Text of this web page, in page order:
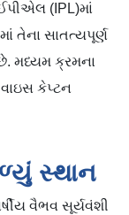
(IPL)માં
તેના સાતત્યપૂર્ણ
મધ્યમ ક્રમના
વાઇસ કેપ્ટન
સ્થાન
વૈભવ સૂર્યવંશી